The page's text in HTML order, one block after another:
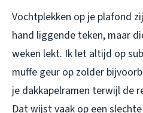
Vochtplekken op je plafond
hand liggende teken, maar
weken lekt. Ik let altijd op
muffe geur op zolder
je dakkapelramen terwijl de
Dat wijst vaak op een